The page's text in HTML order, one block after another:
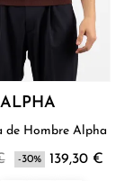
ALPHA
de Hombre Alpha
-30% 139,30 €